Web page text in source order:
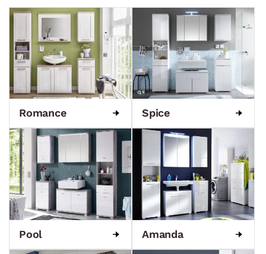
Romance Spice
Pool Amanda